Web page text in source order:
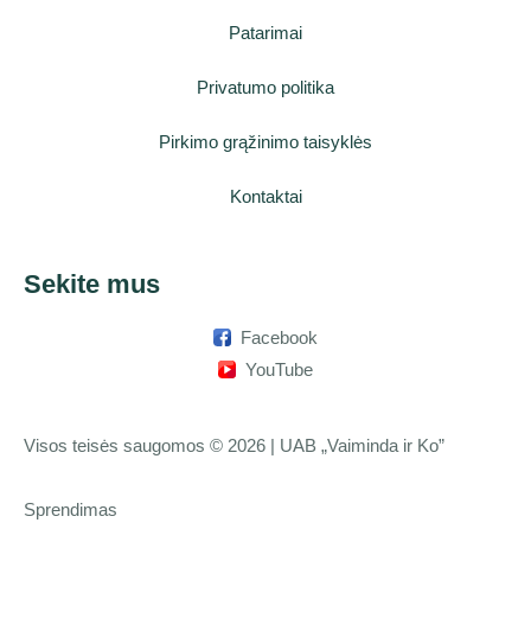
Patarimai
Privatumo politika
Pirkimo grąžinimo taisyklės
Kontaktai
Sekite mus
Facebook
YouTube
Visos teisės saugomos © 2026 | UAB „Vaiminda ir Ko”
Sprendimas